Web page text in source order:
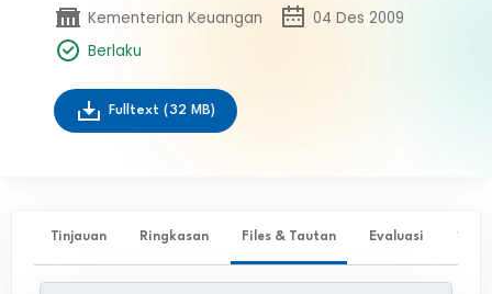
Kementerian Keuangan
04 Des 2009
Berlaku
Fulltext (32 MB)
Tinjauan Ringkasan Files & Tautan Evaluasi ✨